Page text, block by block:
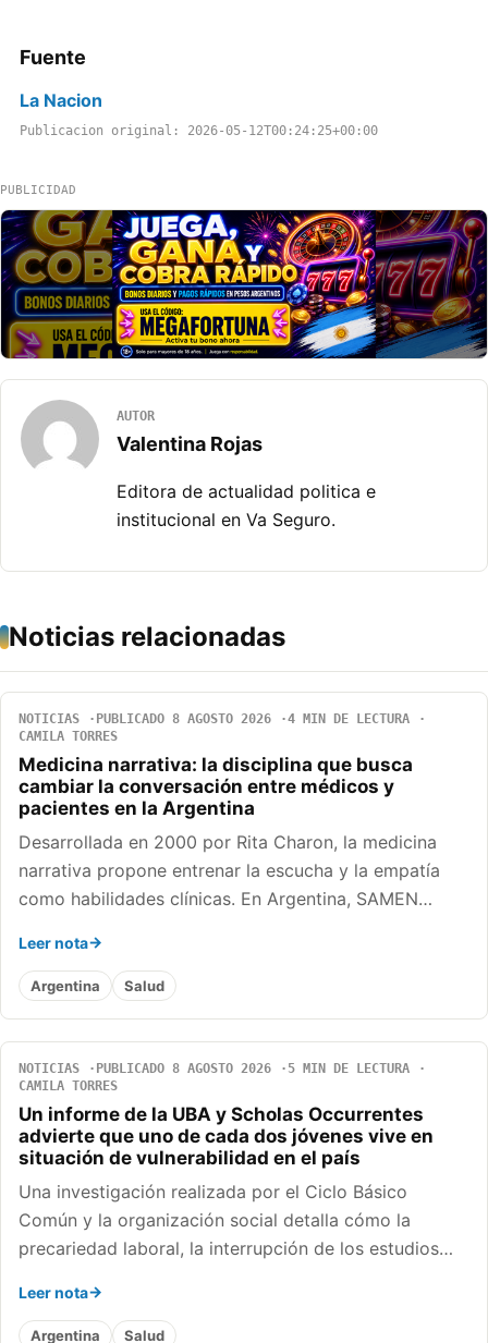
Fuente
La Nacion
Publicacion original: 2026-05-12T00:24:25+00:00
PUBLICIDAD
AUTOR
Valentina Rojas
Editora de actualidad politica e
institucional en Va Seguro.
Noticias relacionadas
NOTICIAS PUBLICADO 8 AGOSTO 2026
4 MIN DE LECTURA
CAMILA TORRES
Medicina narrativa: la disciplina que busca
cambiar la conversación entre médicos y
pacientes en la Argentina
Desarrollada en 2000 por Rita Charon, la medicina
narrativa propone entrenar la escucha y la empatía
como habilidades clínicas. En Argentina, SAMEN…
Leer nota
Argentina Salud
NOTICIAS PUBLICADO 8 AGOSTO 2026
5 MIN DE LECTURA
CAMILA TORRES
Un informe de la UBA y Scholas Occurrentes
advierte que uno de cada dos jóvenes vive en
situación de vulnerabilidad en el país
Una investigación realizada por el Ciclo Básico
Común y la organización social detalla cómo la
precariedad laboral, la interrupción de los estudios…
Leer nota
Argentina Salud